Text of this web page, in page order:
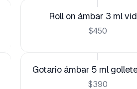
Roll on ámbar 3 ml
$450
Gotario ámbar 5 ml
$390